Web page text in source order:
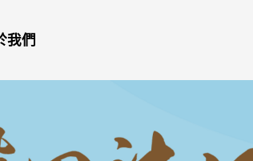
我們